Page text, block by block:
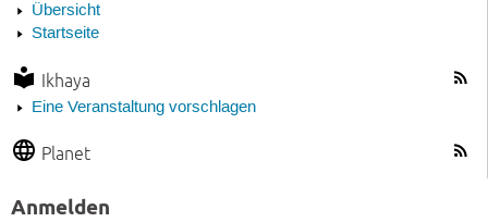
Übersicht
Startseite
Ikhaya
Eine Veranstaltung vorschlagen
Planet
Anmelden